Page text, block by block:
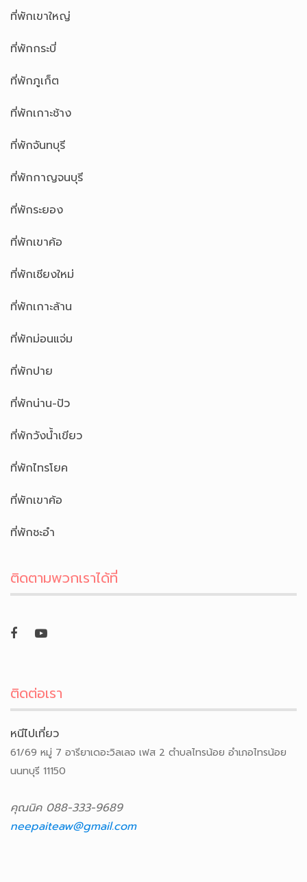
ที่พักเขาใหญ่
ที่พักกระบี่
ที่พักภูเก็ต
ที่พักเกาะช้าง
ที่พักจันทบุรี
ที่พักกาญจนบุรี
ที่พักระยอง
ที่พักเขาค้อ
ที่พักเชียงใหม่
ที่พักเกาะล้าน
ที่พักม่อนแจ่ม
ที่พักปาย
ที่พักน่าน-ปัว
ที่พักวังน้ำเขียว
ที่พักไทรโยค
ที่พักเขาค้อ
ที่พักชะอำ
ติดตามพวกเราได้ที่
ติดต่อเรา
หนีไปเที่ยว
61/69 หมู่ 7 อารียาเดอะวิลเลจ เฟส 2 ตำบลไทรน้อย อำเภอไทรน้อย
นนทบุรี 11150
คุณนิค 088-333-9689
neepaiteaw@gmail.com